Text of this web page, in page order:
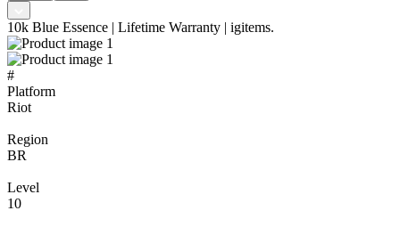
10k Blue Essence | Lifetime Warranty | igitems.
#
Platform
Riot
Region
BR
Level
10